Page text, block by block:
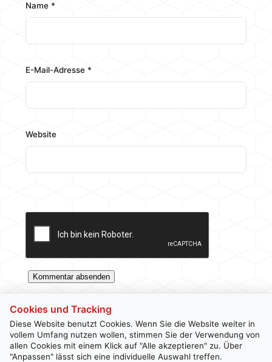
Name *
E-Mail-Adresse *
Website
KontaktNewsletterImpressumDatenschutz
Cookies und Tracking
Diese Website benutzt Cookies. Wenn Sie die Website weiter in
vollem Umfang nutzen wollen, stimmen Sie der Verwendung von
allen Cookies mit einem Klick auf "Alle akzeptieren" zu. Über
"Anpassen" lässt sich eine individuelle Auswahl treffen.